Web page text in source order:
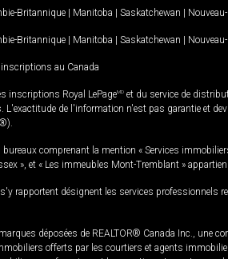
Britannique Manitoba Saskatchewan
Britannique Manitoba Saskatchewan
inscriptions au Canada
inscriptions Royal LePageMD et du service de
de l'information n'est pas garantie et
comprenant la mention « Services
», et « Les immeubles Mont-Tremblant »
rapportent désignent les services professionnels
déposées de REALTOR® Canada Inc.,
offerts par les courtiers et agents